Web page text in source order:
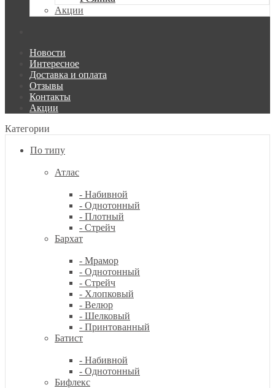
Акции
Новости
Интересное
Доставка и оплата
Отзывы
Контакты
Акции
Категории
По типу
Атлас
- Набивной
- Однотонный
- Плотный
- Стрейч
Бархат
- Мрамор
- Однотонный
- Стрейч
- Хлопковый
- Велюр
- Шелковый
- Принтованный
Батист
- Набивной
- Однотонный
Бифлекс